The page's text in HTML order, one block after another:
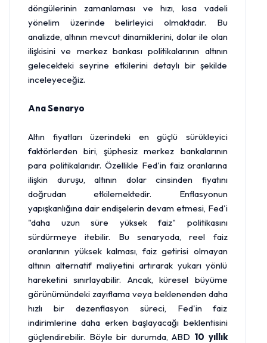
döngülerinin zamanlaması ve hızı, kısa vadeli
yönelim üzerinde belirleyici olmaktadır. Bu
analizde, altının mevcut dinamiklerini, dolar ile olan
ilişkisini ve merkez bankası politikalarının altının
gelecekteki seyrine etkilerini detaylı bir şekilde
inceleyeceğiz.
Ana Senaryo
Altın fiyatları üzerindeki en güçlü sürükleyici
faktörlerden biri, şüphesiz merkez bankalarının
para politikalarıdır. Özellikle Fed'in faiz oranlarına
ilişkin duruşu, altının dolar cinsinden fiyatını
doğrudan etkilemektedir. Enflasyonun
yapışkanlığına dair endişelerin devam etmesi, Fed'i
"daha uzun süre yüksek faiz" politikasını
sürdürmeye itebilir. Bu senaryoda, reel faiz
oranlarının yüksek kalması, faiz getirisi olmayan
altının alternatif maliyetini artırarak yukarı yönlü
hareketini sınırlayabilir. Ancak, küresel büyüme
görünümündeki zayıflama veya beklenenden daha
hızlı bir dezenflasyon süreci, Fed'in faiz
indirimlerine daha erken başlayacağı beklentisini
güçlendirebilir. Böyle bir durumda, ABD 10 yıllık